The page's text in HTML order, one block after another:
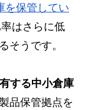
を保管してい
はさらに低
そうです。
する中小倉庫
品保管拠点を